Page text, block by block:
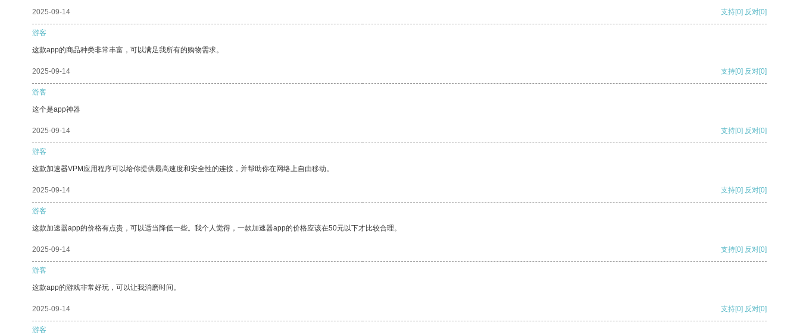
2025-09-14 支持[0] 反对[0]
游客
这款app的商品种类非常丰富，可以满足我所有的购物需求。
2025-09-14 支持[0] 反对[0]
游客
这个是app神器
2025-09-14 支持[0] 反对[0]
游客
这款加速器VPM应用程序可以给你提供最高速度和安全性的连接，并帮助你在网络上自由移动。
2025-09-14 支持[0] 反对[0]
游客
这款加速器app的价格有点贵，可以适当降低一些。我个人觉得，一款加速器app的价格应该在50元以下才比较合理。
2025-09-14 支持[0] 反对[0]
游客
这款app的游戏非常好玩，可以让我消磨时间。
2025-09-14 支持[0] 反对[0]
游客